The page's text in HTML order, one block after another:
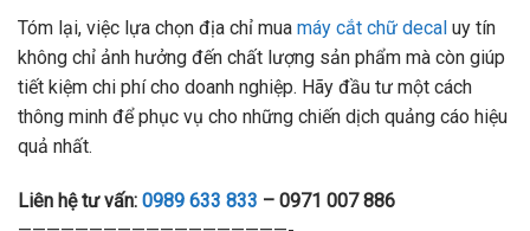
Tóm lại, việc lựa chọn địa chỉ mua máy cắt chữ decal uy tín
không chỉ ảnh hưởng đến chất lượng sản phẩm mà còn giúp
tiết kiệm chi phí cho doanh nghiệp. Hãy đầu tư một cách
thông minh để phục vụ cho những chiến dịch quảng cáo hiệu
quả nhất.
Liên hệ tư vấn: 0989 633 833 – 0971 007 886